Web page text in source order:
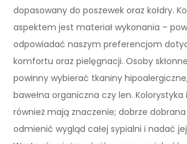
dopasowany do poszewek oraz kołdry.
aspektem jest materiał wykonania –
odpowiadać naszym preferencjom
komfortu oraz pielęgnacji. Osoby
powinny wybierać tkaniny
bawełna organiczna czy len.
również mają znaczenie; dobrze
odmienić wygląd całej sypialni i nadać